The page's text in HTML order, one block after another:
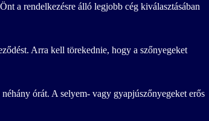
a rendelkezésre álló legjobb cég kiválasztásában
Arra kell törekednie, hogy a szőnyegeket
órát. A selyem- vagy gyapjúszőnyegeket erős